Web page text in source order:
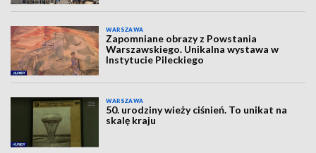
WARSZAWA
Zapomniane obrazy z Powstania
Warszawskiego. Unikalna wystawa w
Instytucie Pileckiego
WARSZAWA
50. urodziny wieży ciśnień. To unikat na
skalę kraju